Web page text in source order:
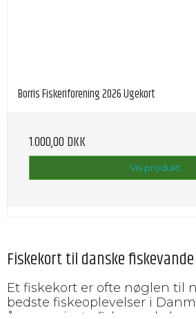
Borris Fiskeriforening 2026 Ugekort
1.000,00 DKK
Vis produkt
Fiskekort til danske fiskevande
Et fiskekort er ofte nøglen til
bedste fiskeoplevelser i